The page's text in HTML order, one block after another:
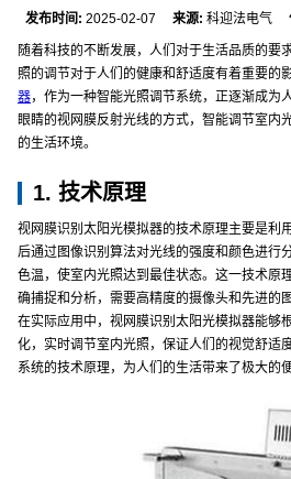
发布时间: 2025-02-07来源: 科迎法电气
随着科技的不断发展，人们对于生活品质的要
照的调节对于人们的健康和舒适度有着重要的
器，作为一种智能光照调节系统，正逐渐成为
眼睛的视网膜反射光线的方式，智能调节室内
的生活环境。
1. 技术原理
视网膜识别太阳光模拟器的技术原理主要是利
后通过图像识别算法对光线的强度和颜色进行
色温，使室内光照达到最佳状态。这一技术原
确捕捉和分析，需要高精度的摄像头和先进的
在实际应用中，视网膜识别太阳光模拟器能够
化，实时调节室内光照，保证人们的视觉舒适
系统的技术原理，为人们的生活带来了极大的